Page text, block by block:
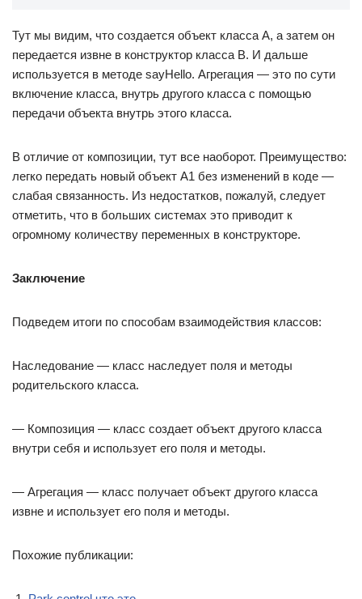
Тут мы видим, что создается объект класса A, а затем он
передается извне в конструктор класса B. И дальше
используется в методе sayHello. Агрегация — это по сути
включение класса, внутрь другого класса с помощью
передачи объекта внутрь этого класса.
В отличие от композиции, тут все наоборот. Преимущество:
легко передать новый объект A1 без изменений в коде —
слабая связанность. Из недостатков, пожалуй, следует
отметить, что в больших системах это приводит к
огромному количеству переменных в конструкторе.
Заключение
Подведем итоги по способам взаимодействия классов:
Наследование — класс наследует поля и методы
родительского класса.
— Композиция — класс создает объект другого класса
внутри себя и использует его поля и методы.
— Агрегация — класс получает объект другого класса
извне и использует его поля и методы.
Похожие публикации: